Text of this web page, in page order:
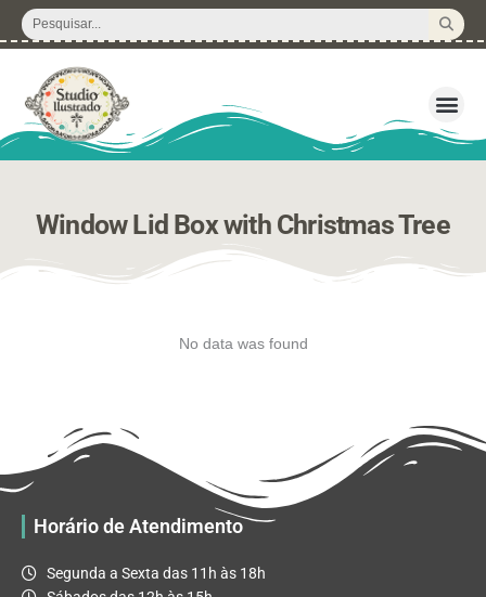
para
conteúdo
Pesquisar
...
Window Lid Box with Christmas Tree
No data was found
Horário de Atendimento
Segunda a Sexta das 11h às 18h